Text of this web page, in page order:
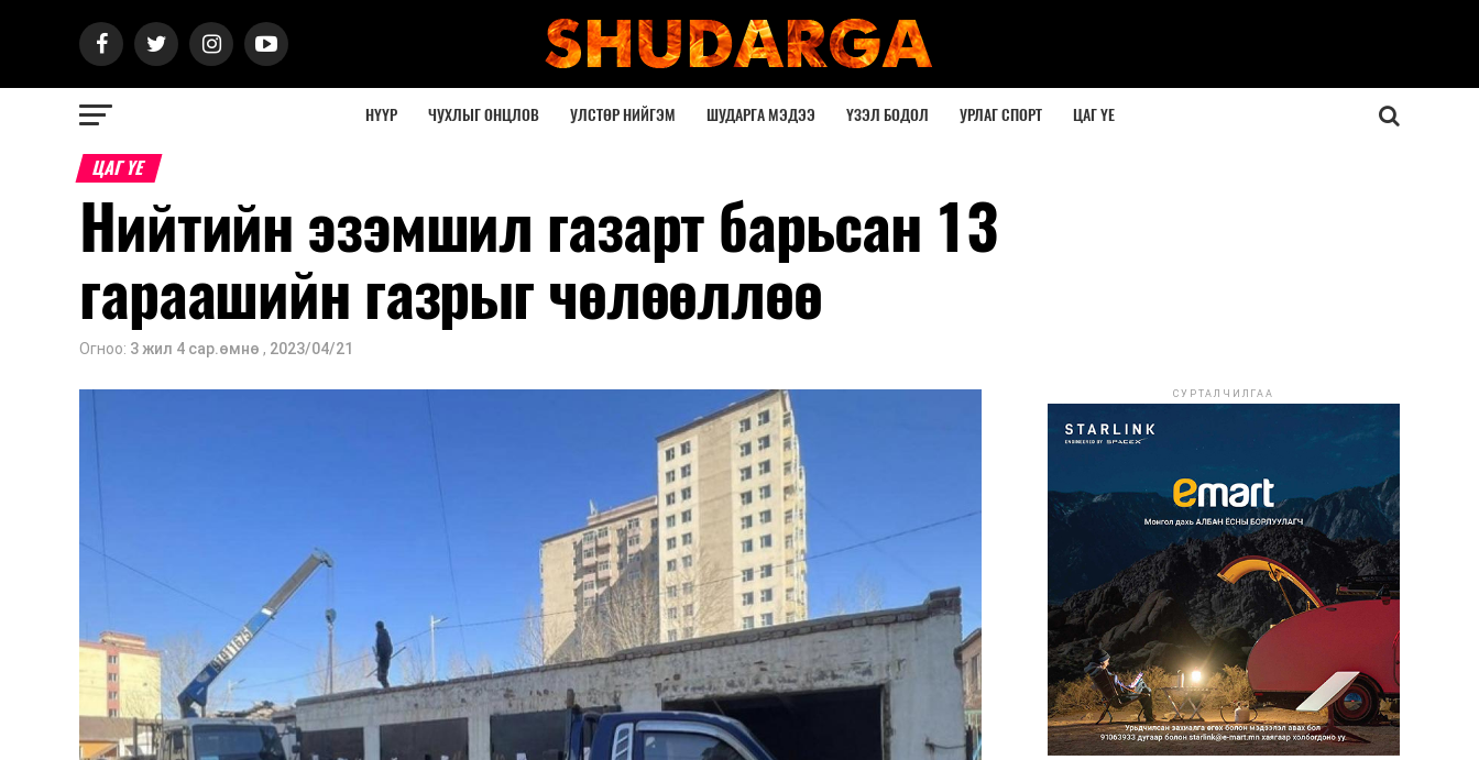
НҮҮР ЧУХЛЫГ ОНЦЛОВ УЛСТӨР НИЙГЭМ ШУДАРГА МЭДЭЭ ҮЗЭЛ БОДОЛ УРЛАГ СПОРТ ЦАГ ҮЕ
ЦАГ ҮЕ
Нийтийн эзэмшил газарт барьсан 13
гараашийн газрыг чөлөөллөө
Огноо: 3 жил 4 сар.өмнө , 2023/04/21
СУРТАЛЧИЛГАА